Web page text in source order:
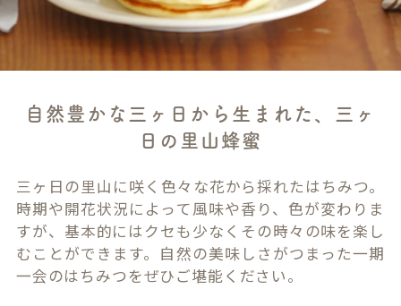
自然豊かな三ヶ日から生まれた、三ヶ
日の里山蜂蜜
三ヶ日の里山に咲く色々な花から採れたはちみつ。
時期や開花状況によって風味や香り、色が変わりま
すが、基本的にはクセも少なくその時々の味を楽し
むことができます。自然の美味しさがつまった一期
一会のはちみつをぜひご堪能ください。